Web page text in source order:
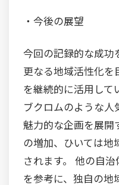
・今後の展望
今回の記録的な成功
更なる地域活性化を
を継続的に活用して
ブクロムのような人
魅力的な企画を展開
の増加、ひいては地
されます。 他の自
を参考に、独自の地